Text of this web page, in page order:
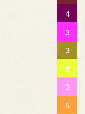
4
3
3
9
2
5